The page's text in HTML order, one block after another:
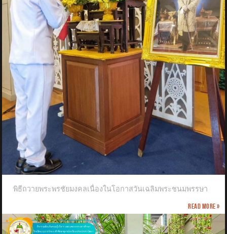
พิธีถวายพระพรชัยมงคลเนื่องในโอกาสวันเฉลิมพระชนมพรรษา
Read more »